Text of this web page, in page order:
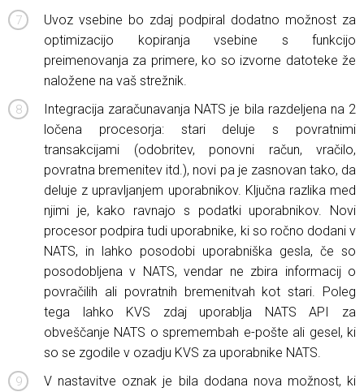
Uvoz vsebine bo zdaj podpiral dodatno možnost za
optimizacijo kopiranja vsebine s funkcijo
preimenovanja za primere, ko so izvorne datoteke že
naložene na vaš strežnik.
Integracija zaračunavanja NATS je bila razdeljena na 2
ločena procesorja: stari deluje s povratnimi
transakcijami (odobritev, ponovni račun, vračilo,
povratna bremenitev itd.), novi pa je zasnovan tako, da
deluje z upravljanjem uporabnikov. Ključna razlika med
njimi je, kako ravnajo s podatki uporabnikov. Novi
procesor podpira tudi uporabnike, ki so ročno dodani v
NATS, in lahko posodobi uporabniška gesla, če so
posodobljena v NATS, vendar ne zbira informacij o
povračilih ali povratnih bremenitvah kot stari. Poleg
tega lahko KVS zdaj uporablja NATS API za
obveščanje NATS o spremembah e-pošte ali gesel, ki
so se zgodile v ozadju KVS za uporabnike NATS.
V nastavitve oznak je bila dodana nova možnost, ki